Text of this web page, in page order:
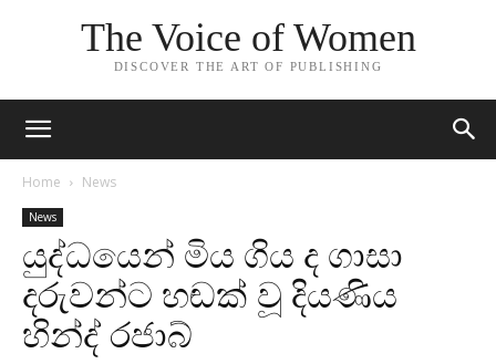
The Voice of Women
DISCOVER THE ART OF PUBLISHING
Home News
News
යුද්ධයෙන් මිය ගිය ද ගාසා
දරුවන්ට හඬක් වූ දියණිය
හින්ද් රජාබ්